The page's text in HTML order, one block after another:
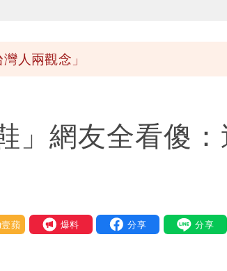
人兩觀念」
」網友全看傻
蘋 我要爆料